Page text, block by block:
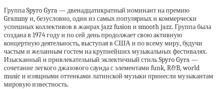
Группа Spyro Gyra — двенадцатикратный номинант на премию
Grammy и, безусловно, один из самых популярных и коммерчески
успешных коллективов в жанрах jazz fusion и smooth jazz. Группа была
создана в 1974 году и по сей день продолжает свою активную
концертную деятельность, выступая в США и по всему миру, будучи
частым и желанным гостем на крупнейших музыкальных фестивалях.
Изысканный и привлекательный эклектичный стиль Spyro Gyra —
сочетание легкого джазового саунда с элементами funk, R&B, world
music и изящными оттенками латинской музыки принесли музыкантам
мировую известность.